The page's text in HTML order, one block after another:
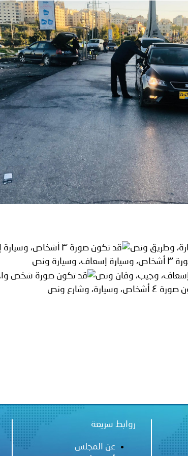
في المجالات الأكاديمية والتدريبية، والتوعية
الإمارات ـ 1448/02/22هـ ــ الموافق
الإمارات ـ 1448/02/22هـ ــ الموافق
الإمارات ـ 1448/02/22هـ ــ الموافق
الكويت ـ 1448/02/22هـ ــ الموافق 2026/
وزارياً بتعيين اللواء حمد أحمد المنيفي وكيل وزارة
لمجلس وزراء الداخلية العرب بشأن الاعتداءات
روابط سريعة
عن المجلس